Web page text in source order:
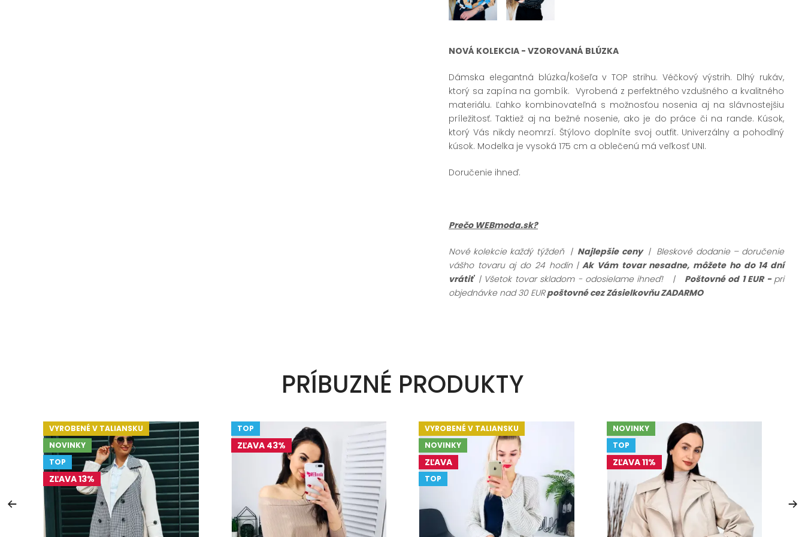
NOVÁ KOLEKCIA - VZOROVANÁ BLÚZKA
Dámska elegantná blúzka/košeľa v TOP strihu. Véčkový výstrih. Dlhý rukáv,
ktorý sa zapína na gombík. Vyrobená z perfektného vzdušného a kvalitného
materiálu. Ľahko kombinovateľná s možnosťou nosenia aj na slávnostejšiu
príležitosť. Taktiež aj na bežné nosenie, ako je do práce či na rande. Kúsok,
ktorý Vás nikdy neomrzí. Štýlovo doplníte svoj outfit. Univerzálny a pohodlný
kúsok. Modelka je vysoká 175 cm a oblečenú má veľkosť UNI.
Doručenie ihneď.
Prečo WEBmoda.sk?
Nové kolekcie každý týždeň |Najlepšie ceny | Bleskové dodanie – doručenie
vášho tovaru aj do 24 hodín |Ak Vám tovar nesadne, môžete ho do 14 dní
vrátiť | Všetok tovar skladom - odosielame ihneď! | Poštovné od 1 EUR - pri
objednávke nad 30 EURpoštovné cez Zásielkovňu ZADARMO
PRÍBUZNÉ PRODUKTY
VYROBENÉ V TALIANSKU
NOVINKY
TOP
ZĽAVA 13%
TOP
ZĽAVA 43%
VYROBENÉ V TALIANSKU
NOVINKY
ZĽAVA
TOP
NOVINKY
TOP
ZĽAVA 11%